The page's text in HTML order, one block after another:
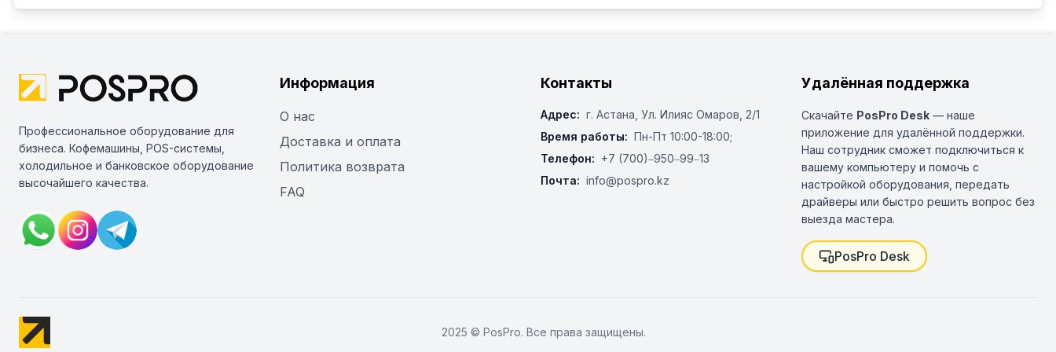
Профессиональное оборудование для
бизнеса. Кофемашины, POS-системы,
холодильное и банковское оборудование
высочайшего качества.
Информация
О нас
Доставка и оплата
Политика возврата
FAQ
Контакты
Адрес: г. Астана, ​Ул. Илияс Омаров, 2/1
Время работы: Пн-Пт 10:00-18:00;
Телефон: +7 (700)‒950‒99‒13
Почта: info@pospro.kz
Удалённая поддержка
Скачайте PosPro Desk — наше
приложение для удалённой поддержки.
Наш сотрудник сможет подключиться к
вашему компьютеру и помочь с
настройкой оборудования, передать
драйверы или быстро решить вопрос без
выезда мастера.
PosPro Desk
2025 © PosPro. Все права защищены.